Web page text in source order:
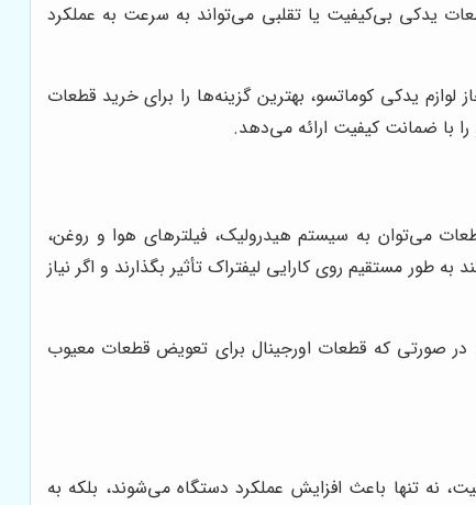
یدکی بی‌کیفیت یا تقلبی می‌تواند به سرعت به عملکرد
لوازم یدکی کوماتسو، بهترین گزینه‌ها را برای خرید قطعات
را با ضمانت کیفیت ارائه می‌دهد.
می‌توان به سیستم هیدرولیک، فیلترهای هوا و روغن،
طور مستقیم روی کارایی لیفتراک تأثیر بگذارند و اگر نیاز
در صورتی که قطعات اورجینال برای تعویض قطعات معیوب
نه تنها باعث افزایش عملکرد دستگاه می‌شوند، بلکه به